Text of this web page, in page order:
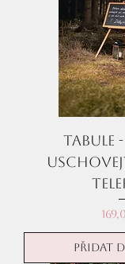
Tabule
Přidat